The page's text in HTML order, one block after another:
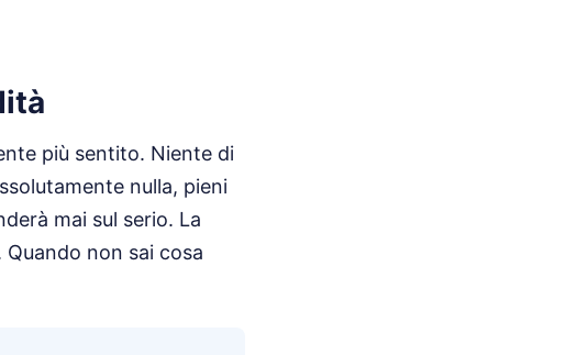
più sentito. Niente di
nulla, pieni
mai sul serio. La
non sai cosa